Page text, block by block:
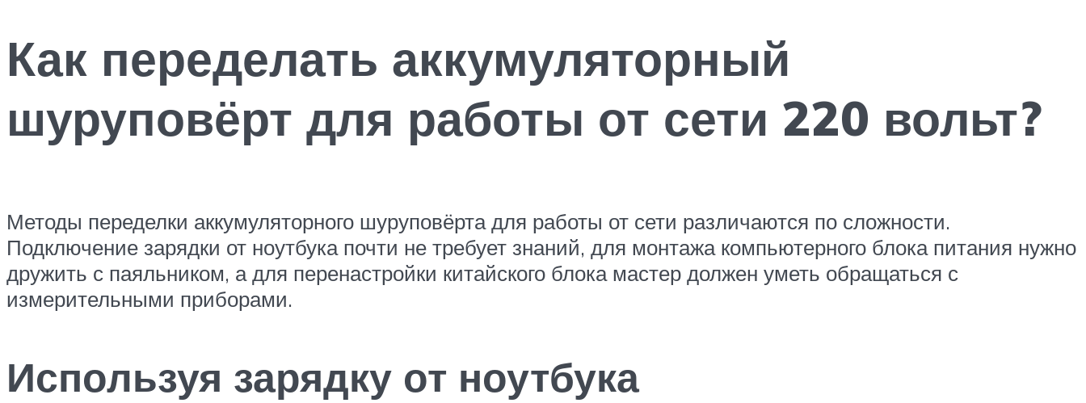
Как переделать аккумуляторный
шуруповёрт для работы от сети 220 вольт?
Методы переделки аккумуляторного шуруповёрта для работы от сети различаются по сложности.
Подключение зарядки от ноутбука почти не требует знаний, для монтажа компьютерного блока питания нужно
дружить с паяльником, а для перенастройки китайского блока мастер должен уметь обращаться с
измерительными приборами.
Используя зарядку от ноутбука